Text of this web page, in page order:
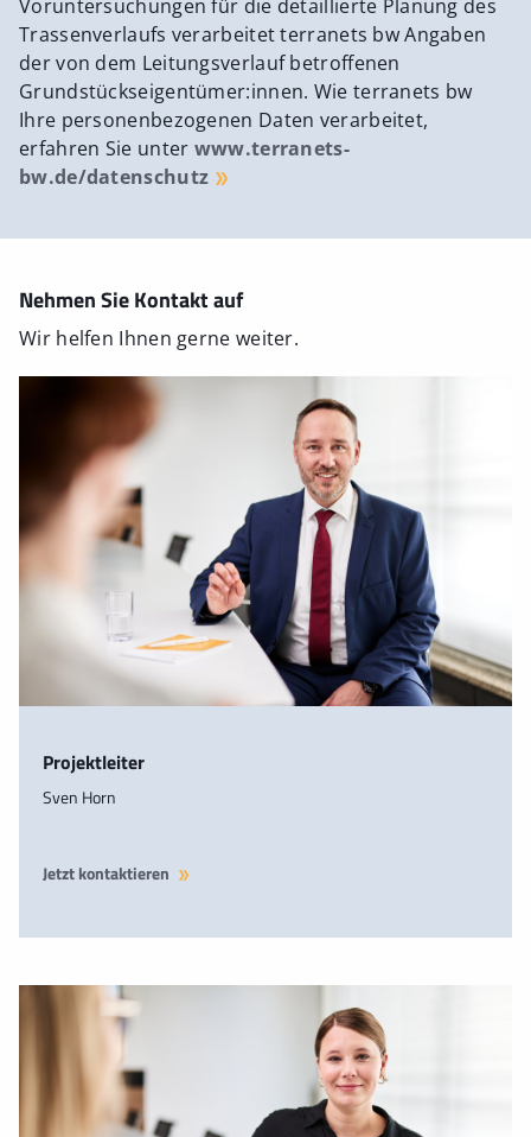
Voruntersuchungen für die detaillierte Planung des
Trassenverlaufs verarbeitet terranets bw Angaben
der von dem Leitungsverlauf betroffenen
Grundstückseigentümer:innen. Wie terranets bw
Ihre personenbezogenen Daten verarbeitet,
erfahren Sie unter www.terranets-
bw.de/datenschutz
Nehmen Sie Kontakt auf
Wir helfen Ihnen gerne weiter.
Projektleiter
Sven Horn
Jetzt kontaktieren